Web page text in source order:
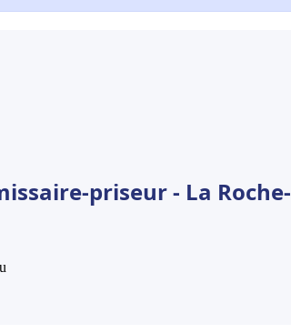
priseur - La Roche-